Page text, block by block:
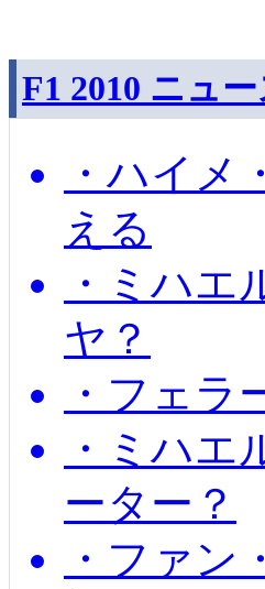
F1 2010 ニュ
・ハイメ
える
・ミハ
ヤ？
・フェラ
・ミハ
ーター？
・ファン